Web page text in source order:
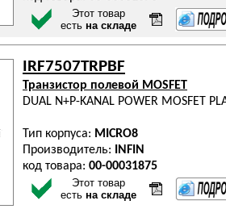
Этот товар
есть на складе
IRF7507TRPBF
Транзистор полевой MOSFET
DUAL N+P-KANAL POWER MOSFET
Тип корпуса: MICRO8
Производитель:
INFIN
код товара: 00-00031875
Этот товар
есть на складе